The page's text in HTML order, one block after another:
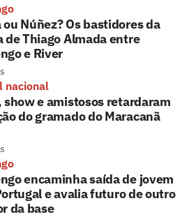
ou Núñez? Os bastidores da
de Thiago Almada entre
e River
nacional
show e amistosos retardaram
do gramado do Maracanã
encaminha saída de jovem
e avalia futuro de outro
da base